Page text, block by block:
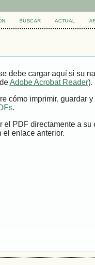
BUSCAR ACTUAL
debe cargar aquí si su
Adobe Acrobat Reader).
cómo imprimir, guardar
.
el PDF directamente a
el enlace anterior.